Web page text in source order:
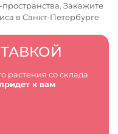
растения со склада
к вам
Закажите
в Санкт-Петербурге